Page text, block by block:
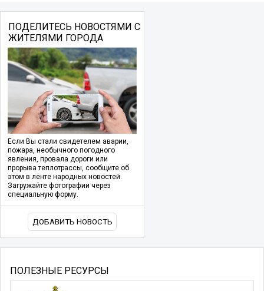
ПОДЕЛИТЕСЬ НОВОСТЯМИ С
ЖИТЕЛЯМИ ГОРОДА
Если Вы стали свидетелем аварии,
пожара, необычного погодного
явления, провала дороги или
прорыва теплотрассы, сообщите об
этом в ленте народных новостей.
Загружайте фотографии через
специальную форму.
ДОБАВИТЬ НОВОСТЬ
ПОЛЕЗНЫЕ РЕСУРСЫ